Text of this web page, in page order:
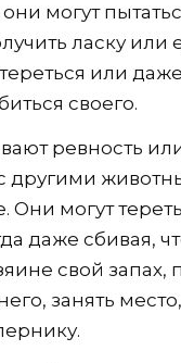
могут
ласку или
или
своего.
ревность
другими
могут
даже сбивая,
свой запах,
занять